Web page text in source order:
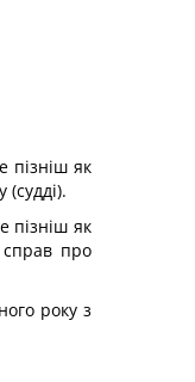
пізніш як
пізніш як
про
року з